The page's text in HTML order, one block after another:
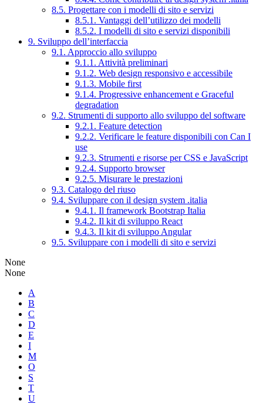
8.5. Progettare con i modelli di sito e servizi
8.5.1. Vantaggi dell’utilizzo dei modelli
8.5.2. I modelli di sito e servizi disponibili
9. Sviluppo dell’interfaccia
9.1. Approccio allo sviluppo
9.1.1. Attività preliminari
9.1.2. Web design responsivo e accessibile
9.1.3. Mobile first
9.1.4. Progressive enhancement e Graceful
degradation
9.2. Strumenti di supporto allo sviluppo del software
9.2.1. Feature detection
9.2.2. Verificare le feature disponibili con Can I
use
9.2.3. Strumenti e risorse per CSS e JavaScript
9.2.4. Supporto browser
9.2.5. Misurare le prestazioni
9.3. Catalogo del riuso
9.4. Sviluppare con il design system .italia
9.4.1. Il framework Bootstrap Italia
9.4.2. Il kit di sviluppo React
9.4.3. Il kit di sviluppo Angular
9.5. Sviluppare con i modelli di sito e servizi
None
None
A
B
C
D
E
I
M
O
S
T
U